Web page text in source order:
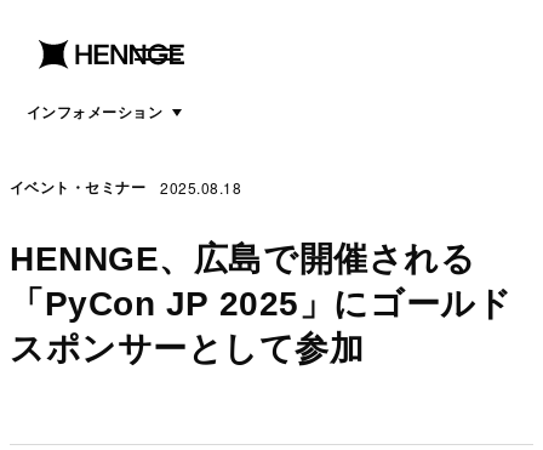
menu
open
インフォメーションmenu
イベント・セミナー 2025.08.18
HENNGE、広島で開催される
「PyCon JP 2025」にゴールド
スポンサーとして参加